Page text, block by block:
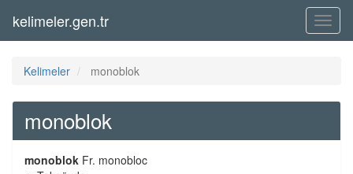
Menü
kelimeler.gen.tr
Kelimeler monoblok
monoblok
monoblok Fr. monobloc